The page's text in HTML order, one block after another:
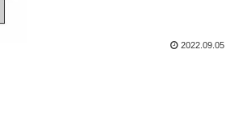
2022.09.05